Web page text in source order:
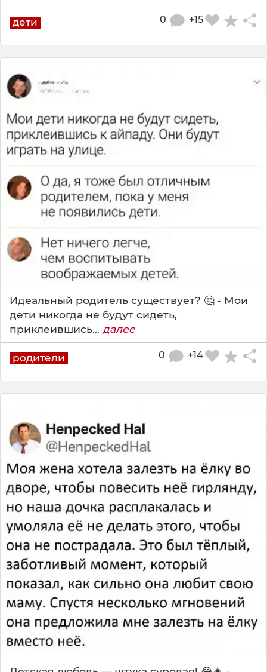
дети +15
0
Идеальный родитель существует? 🤔 - Мои
дети никогда не будут сидеть,
приклеившись... далее
родители +14
0